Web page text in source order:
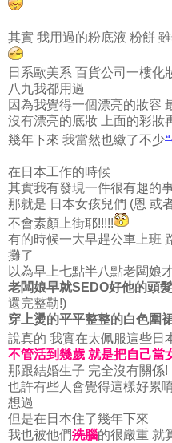
其實 我用過的粉底液 粉餅
日系歐美系 百貨公司一樓化
八九我都用過
因為我覺得一個漂亮的妝容
沒有漂亮的底妝 上面的彩妝
幾年下來 我當然也繳了不少
在日本工作的時候
其實我有發現一件很有趣的
那就是 日本女孩兒們 (恩 或
不會素顏上街耶!!!!!
有的時候一大早趕公車上班
攤了
以為早上七點半八點老闆娘
老闆娘早就SEDO好他的頭
還完整勒!)
穿上燙的平平整整的白色圍
說真的 我實在太佩服這些日
不管活到幾歲 就是把自己當
那跟結婚生子 完全沒有關係!
也許有些人會覺得這樣好累
想過
但是在日本住了幾年下來
我也被他們洗腦的很嚴重 就